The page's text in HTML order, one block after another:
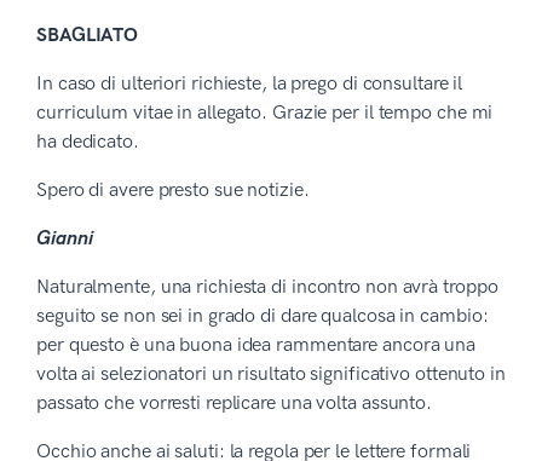
SBAGLIATO
In caso di ulteriori richieste, la prego di consultare il
curriculum vitae in allegato. Grazie per il tempo che mi
ha dedicato.
Spero di avere presto sue notizie.
Gianni
Naturalmente, una richiesta di incontro non avrà troppo
seguito se non sei in grado di dare qualcosa in cambio:
per questo è una buona idea rammentare ancora una
volta ai selezionatori un risultato significativo ottenuto in
passato che vorresti replicare una volta assunto.
Occhio anche ai saluti: la regola per le lettere formali